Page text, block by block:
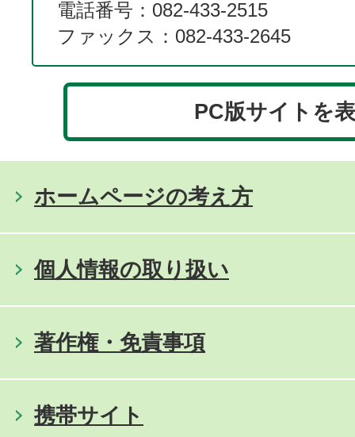
電話番号：082-433-2515
ファックス：082-433-2645
PC版サイトを
ホームページの考え方
個人情報の取り扱い
著作権・免責事項
携帯サイト